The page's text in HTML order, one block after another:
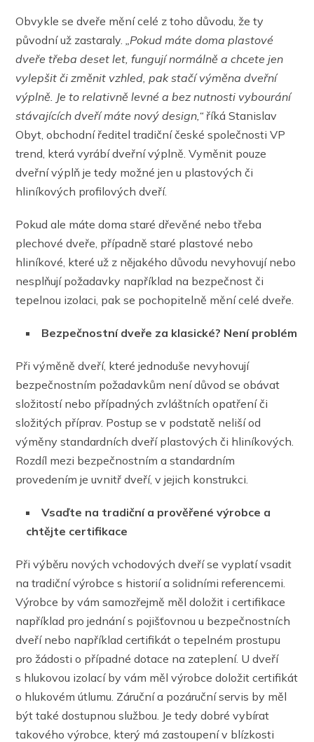
Obvykle se dveře mění celé z toho důvodu, že ty
původní už zastaraly.
„Pokud máte doma plastové
dveře třeba deset let, fungují normálně a chcete jen
vylepšit či změnit vzhled, pak stačí výměna dveřní
výplně. Je to relativně levné a beznutnosti vybourání
stávajících dveřímáte nový design,“ říká Stanislav
Obyt, obchodní ředitel tradiční české společnosti VP
trend, která vyrábí dveřní výplně. Vyměnit pouze
dveřní výplň je tedy možné jen u plastových či
hliníkových profilových dveří.
Pokud ale máte doma staré dřevěné nebo třeba
plechové dveře, případně staré plastové nebo
hliníkové, které už z nějakého důvodu nevyhovují nebo
nesplňují požadavky například na bezpečnost či
tepelnou izolaci, pak se pochopitelně mění celé dveře.
Bezpečnostní dveře za klasické? Není problém
Při výměně dveří, které jednoduše nevyhovují
bezpečnostním požadavkům není důvod se obávat
složitostí nebo případných zvláštních opatření či
složitých příprav. Postup se v podstatě neliší od
výměny standardních dveří plastových či hliníkových.
Rozdíl mezi bezpečnostním a standardním
provedením je uvnitř dveří, v jejich konstrukci.
Vsaďte na tradiční a prověřené výrobce a
chtějte certifikace
Při výběru nových vchodových dveří se vyplatí vsadit
na tradiční výrobce s historií a solidními referencemi.
Výrobce by vám samozřejmě měl doložit i certifikace
například pro jednání s pojišťovnou u bezpečnostních
dveří nebo například certifikát o tepelném prostupu
pro žádosti o případné dotace na zateplení. U dveří
s hlukovou izolací by vám měl výrobce doložit certifikát
o hlukovém útlumu. Záruční a pozáruční servis by měl
být také dostupnou službou. Je tedy dobré vybírat
takového výrobce, který má zastoupení v blízkosti